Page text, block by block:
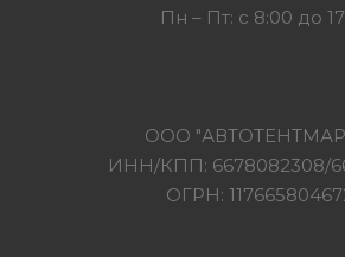
Пн – Пт: с 8:00 до
ООО
ИНН/КПП: 6678082308/
ОГРН: